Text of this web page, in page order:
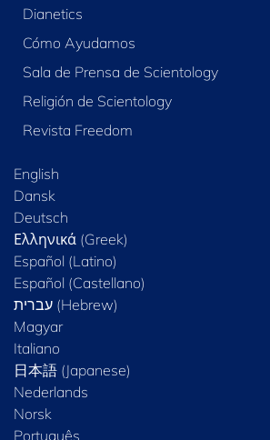
Dianetics
Cómo Ayudamos
Sala de Prensa de Scientology
Religión de Scientology
Revista Freedom
English
Dansk
Deutsch
Ελληνικά (Greek)
Español (Latino)
Español (Castellano)
Magyar
Italiano
日本語 (Japanese)
Nederlands
Norsk
Português